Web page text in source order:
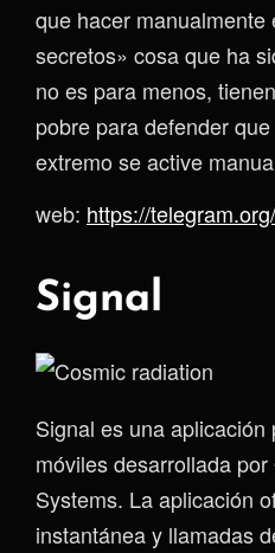
que hacer
secretos» cosa que ha
no es para menos,
pobre para defender
extremo se active
web: https://telegram.org/
Signal
Signal es una
móviles desarrollada
Systems. La aplicación
instantánea y llamadas